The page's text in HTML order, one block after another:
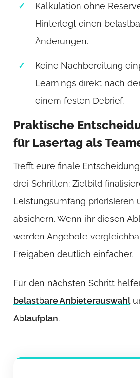
Kalkulation ohne
Hinterlegt einen
Änderungen.
Keine Nachbereitung
Learnings direkt nach
einem festen Debrief.
Praktische
für Lasertag als
Trefft eure finale
drei Schritten: Zielbild
Leistungsumfang priorisieren
absichern. Wenn ihr diesen
werden Angebote
Freigaben deutlich einfacher.
Für den nächsten Schritt
belastbare Anbieterauswahl
Ablaufplan.